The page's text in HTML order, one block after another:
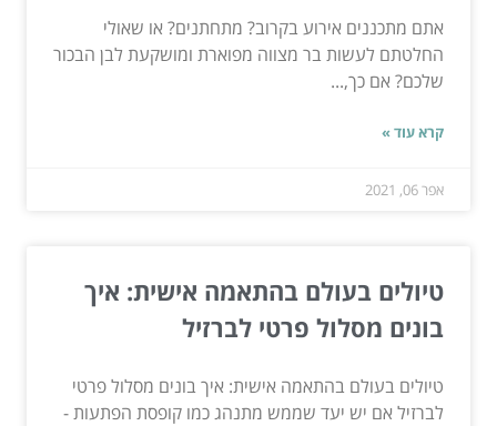
אתם מתכננים אירוע בקרוב? מתחתנים? או שאולי
החלטתם לעשות בר מצווה מפוארת ומושקעת לבן הבכור
שלכם? אם כך,...
קרא עוד »
אפר 06, 2021
טיולים בעולם בהתאמה אישית: איך
בונים מסלול פרטי לברזיל
טיולים בעולם בהתאמה אישית: איך בונים מסלול פרטי
לברזיל אם יש יעד שממש מתנהג כמו קופסת הפתעות -